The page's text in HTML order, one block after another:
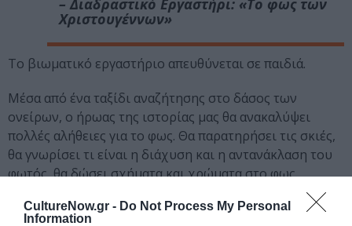
CultureNow.gr - Do Not Process My Personal
Information
– Διαδραστικό Εργαστήρι: «Το φως των
Χριστουγέννων»
Το βιωματικό εργαστήριο απευθύνεται σε παιδιά.
Μέσα από ένα ταξίδι αναζήτησης στο δάσος των
ονείρων, ο ήρωας της ιστορίας μας θα ανακαλύψει
πολλές αλήθειες για το φως. Θα παρατηρήσει τις σκιές,
θα γνωρίσει τι είναι η διάχυση και η αντανάκλαση του
φωτός, θα δώσει σχήματα και χρώματα στο φως.
Ώσπου, τελικά, εμείς, θα τον βοηθήσουμε να φτάσει στο
αληθινό «φως» που κρύβουν τα Χριστούγεννα!